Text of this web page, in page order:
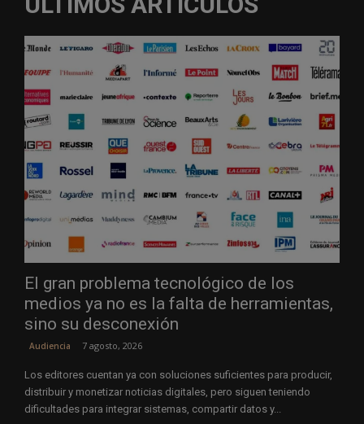
El gran problema tecnológico de los
medios ya no es la falta de herramientas,
sino su desconexión
Audiencia 7 agosto, 2026
Los editores cuentan ya con soluciones suficientes para producir,
distribuir y monetizar noticias digitales, pero siguen teniendo
dificultades para integrar sistemas, compartir datos y...